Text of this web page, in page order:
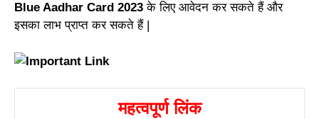
Blue Aadhar Card 2023 के लिए आवेदन कर सकते हैं और
इसका लाभ प्राप्त कर सकते हैं |
महत्वपूर्ण लिंक